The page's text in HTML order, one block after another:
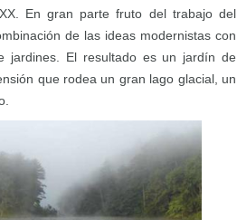
En gran parte fruto del trabajo del
de las ideas modernistas con
jardines. El resultado es un jardín de
que rodea un gran lago glacial, un